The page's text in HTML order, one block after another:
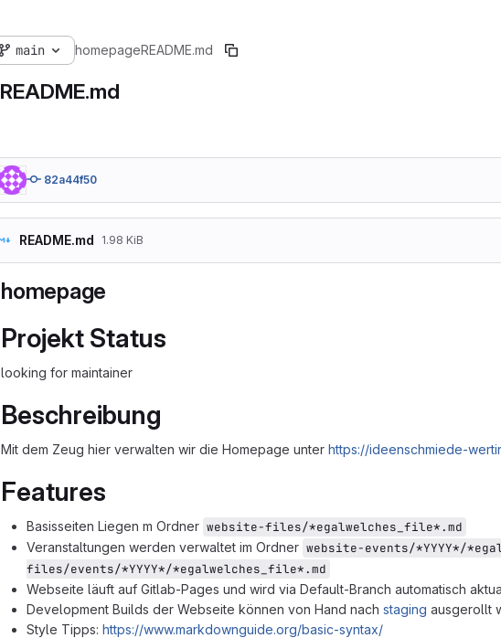
main homepageREADME.md
README.md
82a44f50
README.md 1.98 KiB
homepage
Projekt Status
looking for maintainer
Beschreibung
Mit dem Zeug hier verwalten wir die Homepage unter https://ideenschmiede-
Features
Basisseiten Liegen m Ordner website-files/*egalwelches_file*.md
Veranstaltungen werden verwaltet im Ordner website-events/*YYYY*/
files/events/*YYYY*/*egalwelches_file*.md
Webseite läuft auf Gitlab-Pages und wird via Default-Branch automatisch
Development Builds der Webseite können von Hand nach staging ausgerollt
Style Tipps: https://www.markdownguide.org/basic-syntax/